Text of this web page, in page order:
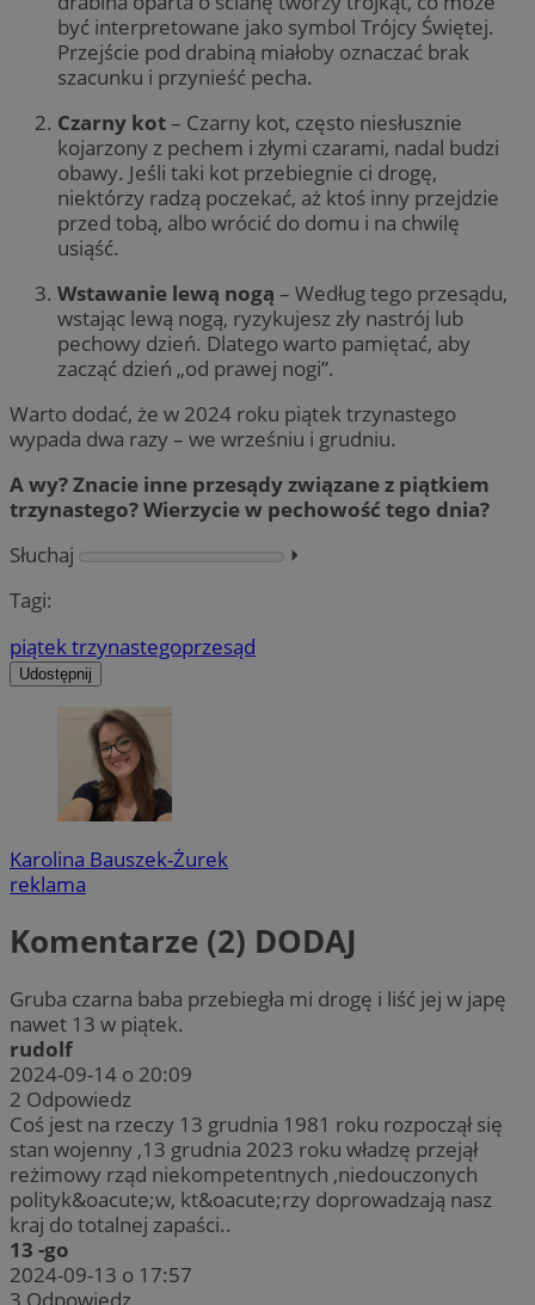
być interpretowane jako symbol Trójcy Świętej.
Przejście pod drabiną miałoby oznaczać brak
szacunku i przynieść pecha.
Czarny kot– Czarny kot, często niesłusznie
kojarzony z pechem i złymi czarami, nadal budzi
obawy. Jeśli taki kot przebiegnie ci drogę,
niektórzy radzą poczekać, aż ktoś inny przejdzie
przed tobą, albo wrócić do domu i na chwilę
usiąść.
Wstawanie lewą nogą – Według tego przesądu,
wstając lewą nogą, ryzykujesz zły nastrój lub
pechowy dzień. Dlatego warto pamiętać, aby
zacząć dzień „od prawej nogi”.
Warto dodać, że w 2024 roku piątek trzynastego
wypada dwa razy – we wrześniu i grudniu.
A wy? Znacie inne przesądy związane z piątkiem
trzynastego? Wierzycie w pechowość tego dnia?
Słuchaj
⏵︎
Tagi:
piątek trzynastegoprzesąd
Udostępnij
Karolina Bauszek-Żurek
reklama
Komentarze (2) DODAJ
Gruba czarna baba przebiegła mi drogę i liść jej w japę
nawet 13 w piątek.
rudolf
2024-09-14 o 20:09
2 Odpowiedz
Coś jest na rzeczy 13 grudnia 1981 roku rozpoczął się
stan wojenny ,13 grudnia 2023 roku władzę przejął
reżimowy rząd niekompetentnych ,niedouczonych
polityk&oacute;w, kt&oacute;rzy doprowadzają nasz
kraj do totalnej zapaści..
13 -go
2024-09-13 o 17:57
3 Odpowiedz